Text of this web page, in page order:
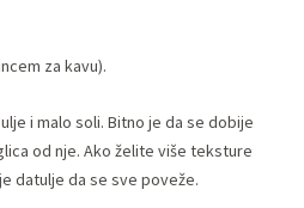
za kavu).
i malo soli. Bitno je da se dobije
od nje. Ako želite više teksture
datulje da se sve poveže.